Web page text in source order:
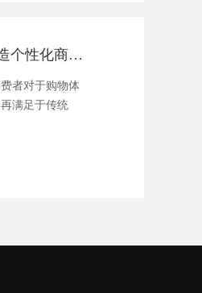
解锁购物新境界：打造个性化商城系统的秘密武器
者对于购物体
满足于传统